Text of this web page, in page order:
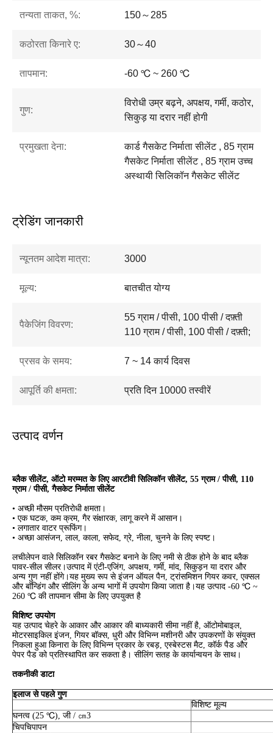
तन्यता ताकत, %: 150～285
कठोरता किनारे ए: 30～40
तापमान: -60 ℃ ~ 260 ℃
गुण:
विरोधी उम्र बढ़ने, अपक्षय, गर्मी, कठोर,
सिकुड़ या दरार नहीं होगी
प्रमुखता देना:
कार्ड गैसकेट निर्माता सीलेंट , 85 ग्राम
गैसकेट निर्माता सीलेंट , 85 ग्राम उच्च
अस्थायी सिलिकॉन गैसकेट सीलेंट
ट्रेडिंग जानकारी
न्यूनतम आदेश मात्रा: 3000
मूल्य: बातचीत योग्य
पैकेजिंग विवरण:
55 ग्राम / पीसी, 100 पीसी / दफ़्ती
110 ग्राम / पीसी, 100 पीसी / दफ़्ती;
प्रसव के समय: 7 ~ 14 कार्य दिवस
आपूर्ति की क्षमता: प्रति दिन 10000 तस्वीरें
उत्पाद वर्णन
ब्लैक सीलेंट, ऑटो मरम्मत के लिए आरटीवी सिलिकॉन सीलेंट, 55 ग्राम / पीसी, 110
ग्राम / पीसी, गैसकेट निर्माता सीलेंट
• अच्छी मौसम प्रतिरोधी क्षमता।
• एक घटक, कम क्रम, गैर संक्षारक, लागू करने में आसान।
• लगातार वाटर प्रूफिंग।
• अच्छा आसंजन, लाल, काला, सफेद, ग्रे, नीला, चुनने के लिए स्पष्ट।
लचीलेपन वाले सिलिकॉन रबर गैसकेट बनाने के लिए नमी से ठीक होने के बाद ब्लैक
पावर-सील सीलर।उत्पाद में एंटी-एजिंग, अपक्षय, गर्मी, मांद, सिकुड़न या दरार और
अन्य गुण नहीं होंगे।यह मुख्य रूप से इंजन ऑयल पैन, ट्रांसमिशन गियर कवर, एक्सल
और बॉन्डिंग और सीलिंग के अन्य भागों में उपयोग किया जाता है।यह उत्पाद -60 ℃ ~
260 ℃ की तापमान सीमा के लिए उपयुक्त है
विशिष्ट उपयोग
यह उत्पाद चेहरे के आकार और आकार की बाध्यकारी सीमा नहीं है, ऑटोमोबाइल,
मोटरसाइकिल इंजन, गियर बॉक्स, धुरी और विभिन्न मशीनरी और उपकरणों के संयुक्त
निकला हुआ किनारा के लिए विभिन्न प्रकार के रबड़, एस्बेस्टस मैट, कॉर्क पैड और
पेपर पैड को प्रतिस्थापित कर सकता है। सीलिंग सतह के कार्यान्वयन के साथ।
तकनीकी डाटा
इलाज से पहले गुण
विशिष्ट मूल्य
घनत्व (25 ℃), जी / ㎝3
चिपचिपापन